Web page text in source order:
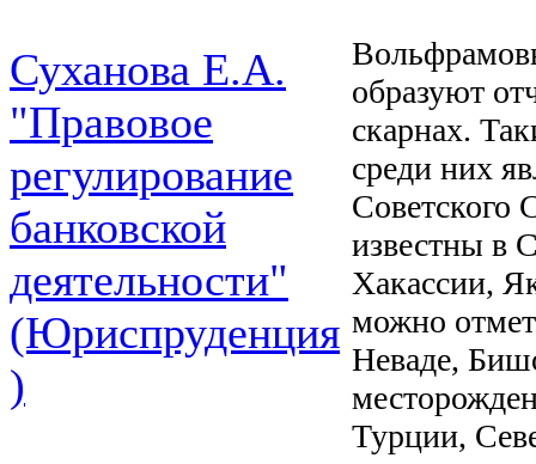
Суханова Е.А.
"Правовое
регулирование
банковской
деятельности"
(Юриспруденция
)
образуют
скарнах.
среди них
Советского
известны в
Хакассии,
можно
Неваде,
Турции,